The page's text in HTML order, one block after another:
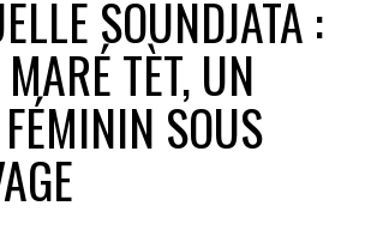
SOUNDJATA :
MARÉ TÈT, UN
SOUS